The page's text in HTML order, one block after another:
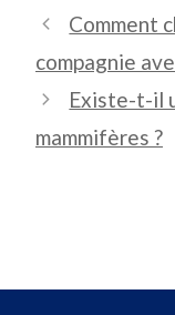
Comment
compagnie
Existe-t-il
mammifères ?